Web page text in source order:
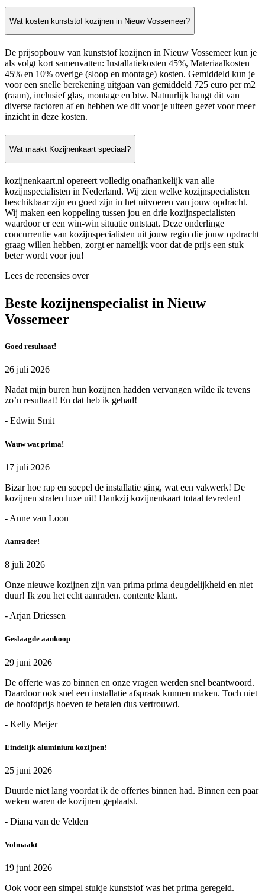
Wat kosten kunststof kozijnen in Nieuw Vossemeer?
De prijsopbouw van kunststof kozijnen in Nieuw Vossemeer kun je
als volgt kort samenvatten: Installatiekosten 45%, Materiaalkosten
45% en 10% overige (sloop en montage) kosten. Gemiddeld kun je
voor een snelle berekening uitgaan van gemiddeld 725 euro per m2
(raam), inclusief glas, montage en btw. Natuurlijk hangt dit van
diverse factoren af en hebben we dit voor je uiteen gezet voor meer
inzicht in deze kosten.
Wat maakt Kozijnenkaart speciaal?
kozijnenkaart.nl opereert volledig onafhankelijk van alle
kozijnspecialisten in Nederland. Wij zien welke kozijnspecialisten
beschikbaar zijn en goed zijn in het uitvoeren van jouw opdracht.
Wij maken een koppeling tussen jou en drie kozijnspecialisten
waardoor er een win-win situatie ontstaat. Deze onderlinge
concurrentie van kozijnspecialisten uit jouw regio die jouw opdracht
graag willen hebben, zorgt er namelijk voor dat de prijs een stuk
beter wordt voor jou!
Lees de recensies over
Beste kozijnenspecialist in Nieuw
Vossemeer
Goed resultaat!
26 juli 2026
Nadat mijn buren hun kozijnen hadden vervangen wilde ik tevens
zo’n resultaat! En dat heb ik gehad!
- Edwin Smit
Wauw wat prima!
17 juli 2026
Bizar hoe rap en soepel de installatie ging, wat een vakwerk! De
kozijnen stralen luxe uit! Dankzij kozijnenkaart totaal tevreden!
- Anne van Loon
Aanrader!
8 juli 2026
Onze nieuwe kozijnen zijn van prima prima deugdelijkheid en niet
duur! Ik zou het echt aanraden. contente klant.
- Arjan Driessen
Geslaagde aankoop
29 juni 2026
De offerte was zo binnen en onze vragen werden snel beantwoord.
Daardoor ook snel een installatie afspraak kunnen maken. Toch niet
de hoofdprijs hoeven te betalen dus vertrouwd.
- Kelly Meijer
Eindelijk aluminium kozijnen!
25 juni 2026
Duurde niet lang voordat ik de offertes binnen had. Binnen een paar
weken waren de kozijnen geplaatst.
- Diana van de Velden
Volmaakt
19 juni 2026
Ook voor een simpel stukje kunststof was het prima geregeld.